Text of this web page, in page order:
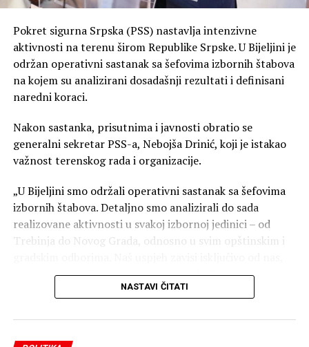
Pokret sigurna Srpska (PSS) nastavlja intenzivne
aktivnosti na terenu širom Republike Srpske. U Bijeljini je
održan operativni sastanak sa šefovima izbornih štabova
na kojem su analizirani dosadašnji rezultati i definisani
naredni koraci.
Nakon sastanka, prisutnima i javnosti obratio se
generalni sekretar PSS-a, Nebojša Drinić, koji je istakao
važnost terenskog rada i organizacije.
„U Bijeljini smo održali operativni sastanak sa šefovima
izbornih štabova. Detaljno smo analizirali do sada
realizovane aktivnosti u svakoj izbornoj jedinici – od
Trebinja do Novog Grada, odnosno u svim opštinskim i
naše organizacije, posvećenosti i truda. Zato
nastavljamo još snažnije, odgovornije i predanije, jer
ostvariti rezultat. Radimo, ne stajemo!“ — poručio je
Drinić.
NASTAVI ČITATI